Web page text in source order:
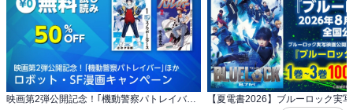
映画第2弾公開記念！｢機動警察パトレイバー｣ほか ロボット・SF漫画キャンペーン